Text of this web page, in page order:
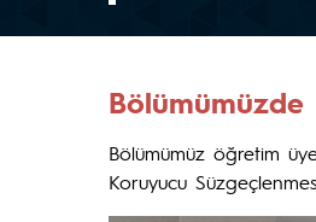
Bölümümüz öğretim
Koruyucu